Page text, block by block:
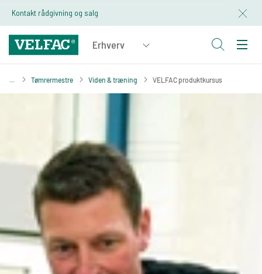
Kontakt rådgivning og salg
Tømrermestre Viden & træning VELFAC produktkursus